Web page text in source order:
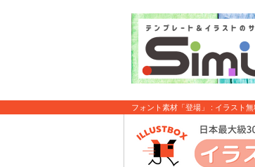
フォント素材「登場」 : イラスト無